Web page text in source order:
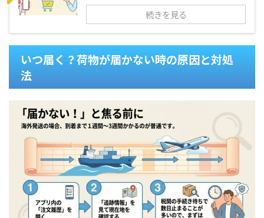
続きを見る
いつ届く？荷物が届かない時の原因と対処
法